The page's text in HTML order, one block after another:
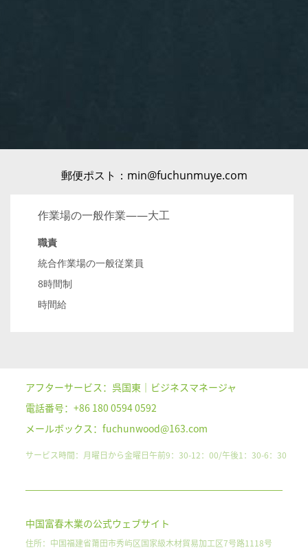
郵便ポスト：min@fuchunmuye.com
作業場の一般作業——大工
職責
統合作業場の一般従業員
8時間制
時間給
アフターサービス：呉国東｜ビジネスマネージャ
電話番号：+86 180 0594 0592
メールボックス：fuchunwood@163.com
サービス時間：月曜日から金曜日午前9：30-12：00/午後1：30-6：30
中国富春木業の公式ウェブサイト
住所：中国福建省莆田市秀屿区国家級木材貿易加工区7号路1118号